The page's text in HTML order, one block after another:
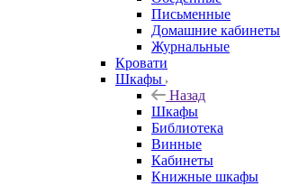
Письменные
Домашние кабинеты
Журнальные
Кровати
Шкафы
Назад
Шкафы
Библиотека
Винные
Кабинеты
Книжные шкафы